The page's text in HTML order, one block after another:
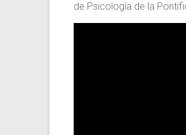
de Psicología de la